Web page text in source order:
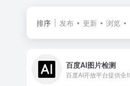
排序 发布 更新 浏览
百度AI图片检测